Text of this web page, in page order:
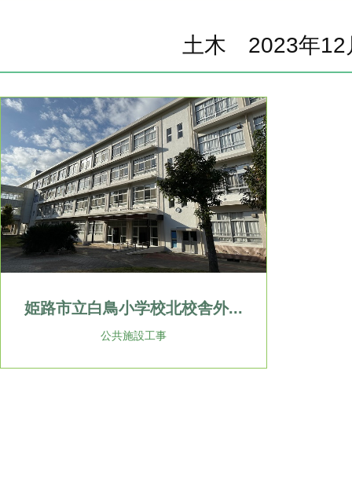
土木 2023年12
姫路市立白鳥小学校北校舎外...
公共施設工事